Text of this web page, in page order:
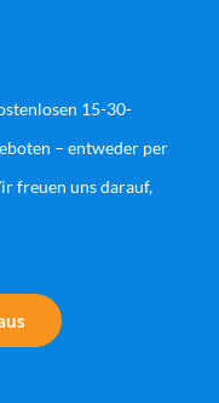
15-30-
– entweder per
freuen uns darauf,